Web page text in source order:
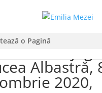
o Pagină
de la
în
Albastră,
2020,